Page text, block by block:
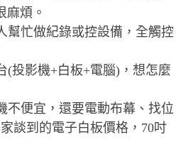
麻煩。
幫忙做紀錄或控設備，全觸控
(投影機+白板+電腦)，想怎麼
不便宜，還要電動布幕、找位
談到的電子白板價格，70吋